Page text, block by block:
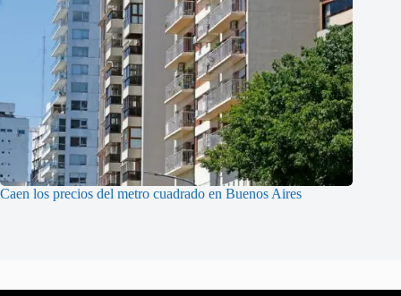
Caen los precios del metro cuadrado en Buenos Aires